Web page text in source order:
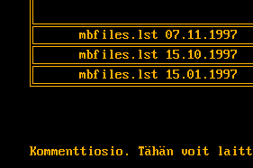
mbfiles.lst 07.11.1997
mbfiles.lst 15.10.1997
mbfiles.lst 15.01.1997
Kommenttiosio. Tähän voit